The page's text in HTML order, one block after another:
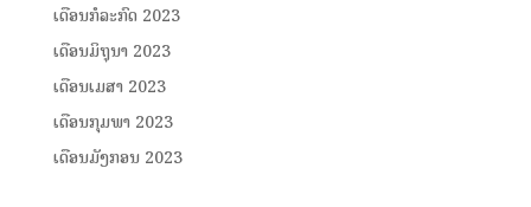
ເດືອນກໍລະກົດ 2023
ເດືອນມິຖຸນາ 2023
ເດືອນເມສາ 2023
ເດືອນກຸມພາ 2023
ເດືອນມັງກອນ 2023